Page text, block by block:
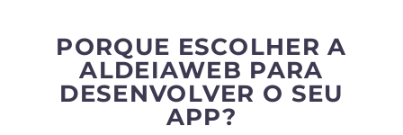
PORQUE ESCOLHER A
ALDEIAWEB PARA
DESENVOLVER O SEU
APP?